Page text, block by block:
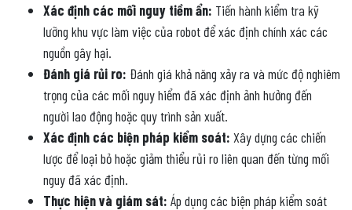
Xác định các mối nguy tiềm ẩn: Tiến hành kiểm tra kỹ
lưỡng khu vực làm việc của robot để xác định chính xác các
nguồn gây hại.
Đánh giá rủi ro: Đánh giá khả năng xảy ra và mức độ nghiêm
trọng của các mối nguy hiểm đã xác định ảnh hưởng đến
người lao động hoặc quy trình sản xuất.
Xác định các biện pháp kiểm soát: Xây dựng các chiến
lược để loại bỏ hoặc giảm thiểu rủi ro liên quan đến từng mối
nguy đã xác định.
Thực hiện và giám sát: Áp dụng các biện pháp kiểm soát